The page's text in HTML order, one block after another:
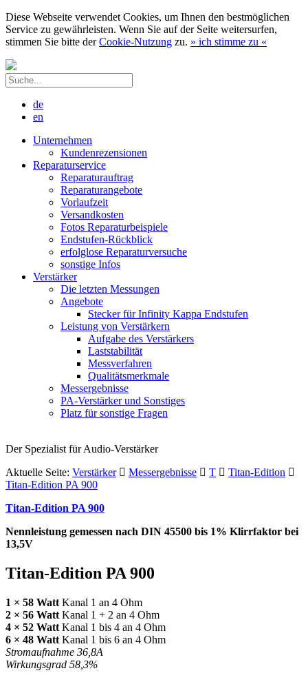
Diese Webseite verwendet Cookies, um Ihnen den bestmöglichen
Service zu gewährleisten. Wenn Sie auf der Seite weitersurfen,
stimmen Sie bitte derCookie-Nutzung zu. » ich stimme zu «
de
en
Unternehmen
Kundenrezensionen
Reparaturservice
Reparaturauftrag
Reparaturangebote
Vorlaufzeit
Versandkosten
Fotos Reparaturbeispiele
Endstufen-Rückblick
erfolglose Reparaturversuche
sonstige Infos
Verstärker
Die letzten Messungen
Angebote
Stecker für Infinity Kappa Endstufen
Leistung von Verstärkern
Aufgabe des Verstärkers
Laststabilität
Messverfahren
Qualitätsmerkmale
Messergebnisse
PA-Verstärker und Sonstiges
Platz für sonstige Fragen
Der Spezialist für Audio-Verstärker
Aktuelle Seite: Verstärker Messergebnisse T
Titan-Edition
Titan-Edition PA 900
Titan-Edition PA 900
Nennleistung gemessen nach DIN 45500 bis 1% Klirrfaktor bei
13,5V
Titan-Edition PA 900
1 × 58 Watt Kanal 1 an 4 Ohm
2 × 56 Watt Kanal 1 + 2 an 4 Ohm
4 × 52 Watt Kanal 1 bis 4 an 4 Ohm
6 × 48 Watt Kanal 1 bis 6 an 4 Ohm
Stromaufnahme 36,8A
Wirkungsgrad 58,3%